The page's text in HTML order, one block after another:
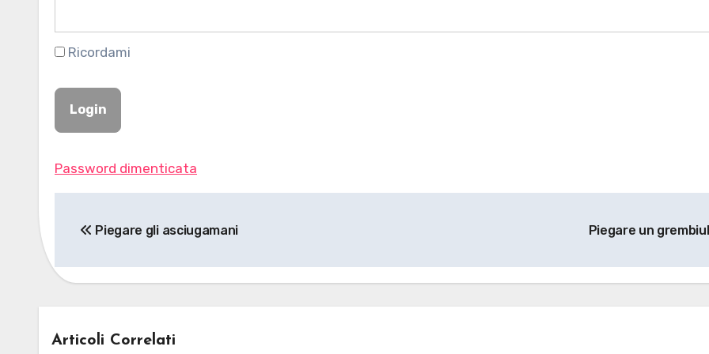
Ricordami
Password dimenticata
articoli
Piegare gli asciugamani Piegare un
Articoli Correlati
CONTENUTO